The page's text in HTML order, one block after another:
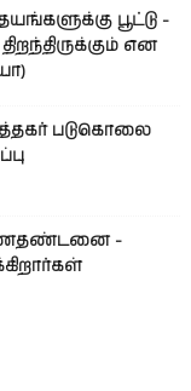
பூட்டு -
என
படுகொலை
-